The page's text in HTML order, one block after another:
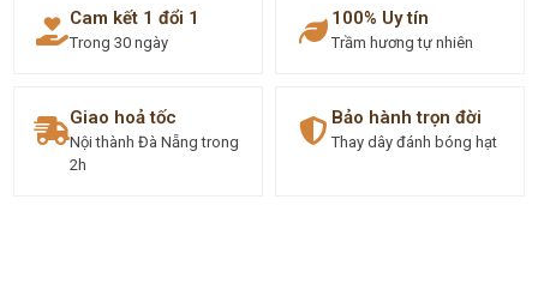
Cam kết 1 đổi 1
Trong 30 ngày
100% Uy tín
Trầm hương tự nhiên
Giao hoả tốc
Nội thành Đà Nẵng trong
2h
Bảo hành trọn đời
Thay dây đánh bóng hạt